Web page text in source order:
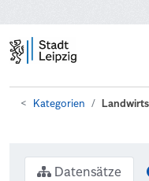
Kategorien
Datensätze